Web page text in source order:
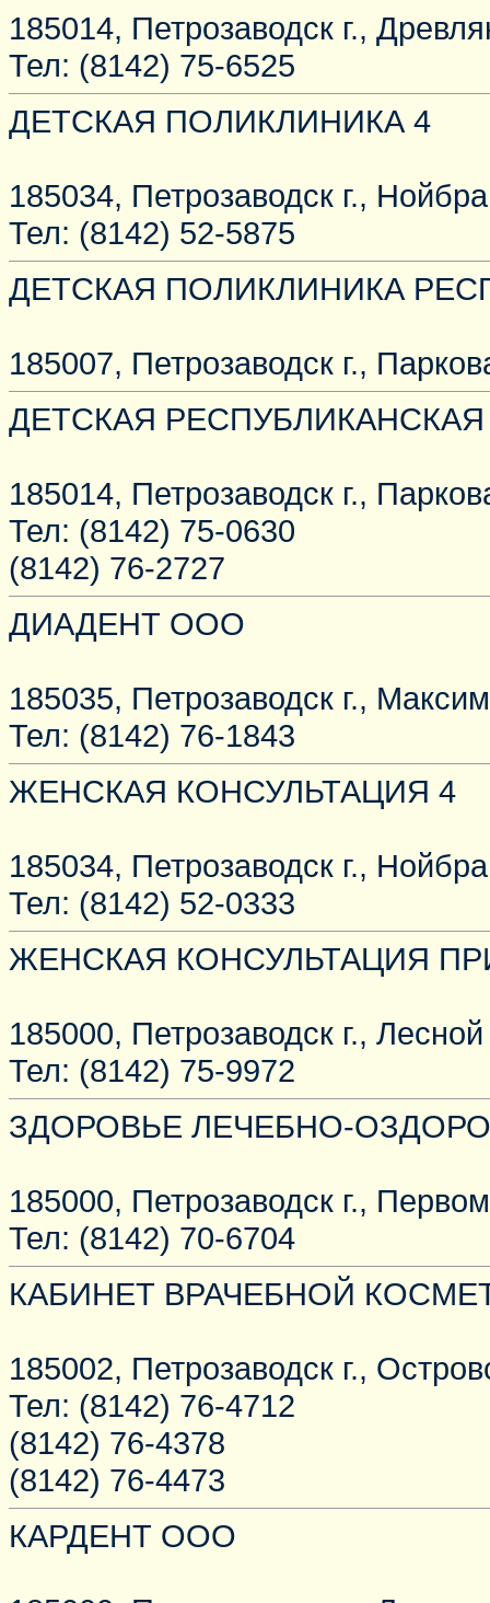
185014, Петрозаводск г.,
Тел: (8142) 75-6525
ДЕТСКАЯ ПОЛИКЛИНИКА 4
185034, Петрозаводск г.,
Тел: (8142) 52-5875
ДЕТСКАЯ ПОЛИКЛИНИКА
185007, Петрозаводск г.,
ДЕТСКАЯ
185014, Петрозаводск г.,
Тел: (8142) 75-0630
(8142) 76-2727
ДИАДЕНТ ООО
185035, Петрозаводск г.,
Тел: (8142) 76-1843
ЖЕНСКАЯ КОНСУЛЬТАЦИЯ 4
185034, Петрозаводск г.,
Тел: (8142) 52-0333
ЖЕНСКАЯ КОНСУЛЬТАЦИЯ
185000, Петрозаводск г.,
Тел: (8142) 75-9972
ЗДОРОВЬЕ ЛЕЧЕБНО-
185000, Петрозаводск г.,
Тел: (8142) 70-6704
КАБИНЕТ ВРАЧЕБНОЙ
185002, Петрозаводск г.,
Тел: (8142) 76-4712
(8142) 76-4378
(8142) 76-4473
КАРДЕНТ ООО